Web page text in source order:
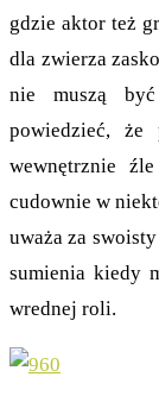
gdzie aktor też
dla zwierza
nie muszą
powiedzieć,
wewnętrznie
cudownie w
uważa za
sumienia kiedy
wrednej roli.